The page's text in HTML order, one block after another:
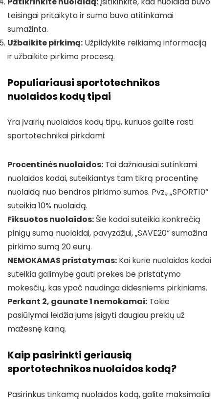
teisingai pritaikyta ir suma buvo atitinkamai
sumažinta.
Užbaikite pirkimą: Užpildykite reikiamą informaciją
ir užbaikite pirkimo procesą.
Populiariausi sportotechnikos
nuolaidos kodų tipai
Yra įvairių nuolaidos kodų tipų, kuriuos galite rasti
sportotechnikai pirkdami:
Procentinės nuolaidos: Tai dažniausiai sutinkami
nuolaidos kodai, suteikiantys tam tikrą procentinę
nuolaidą nuo bendros pirkimo sumos. Pvz., „SPORT10“
suteikia 10% nuolaidą.
Fiksuotos nuolaidos: Šie kodai suteikia konkrečią
pinigų sumą nuolaidai, pavyzdžiui, „SAVE20“ sumažina
pirkimo sumą 20 eurų.
NEMOKAMAS pristatymas: Kai kurie nuolaidos kodai
suteikia galimybę gauti prekes be pristatymo
mokesčių, kas ypač naudinga didesniems pirkiniams.
Perkant 2, gaunate 1 nemokamai: Tokie
pasiūlymai leidžia jums įsigyti daugiau prekių už
mažesnę kainą.
Kaip pasirinkti geriausią
sportotechnikos nuolaidos kodą?
Pasirinkus tinkamą nuolaidos kodą, galite maksimaliai